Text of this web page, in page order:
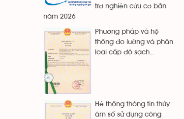
trợ nghiên cứu cơ bản
năm 2026
Phương pháp và hệ
thống đo lường và phân
loại cấp độ sạch...
Hệ thống thông tin thủy
âm số sử dụng công